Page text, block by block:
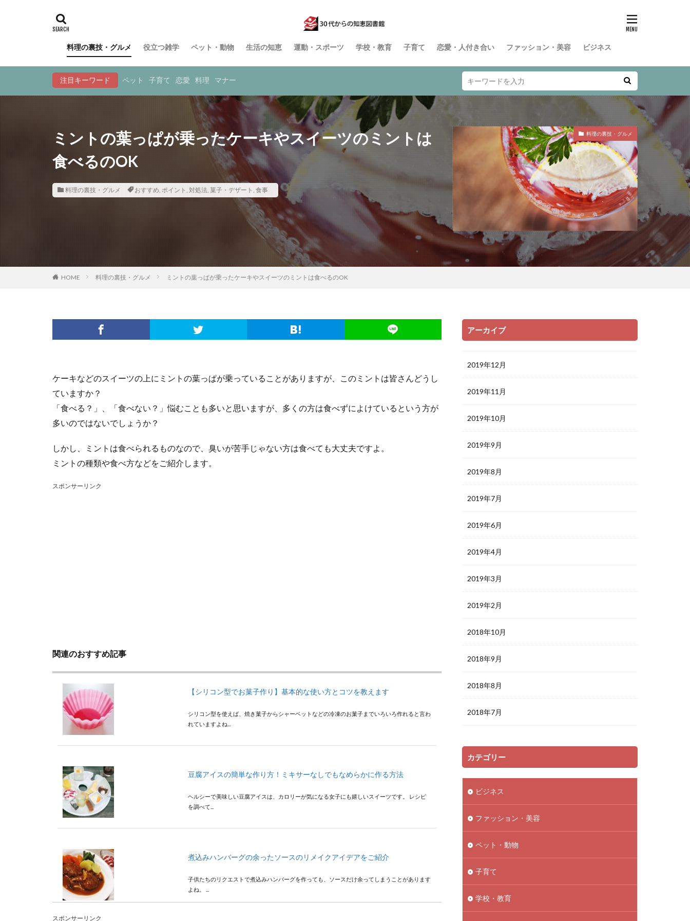
料理の裏技・グルメ 役立つ雑学 ペット・動物 生活の知恵 運動・スポーツ 学校・教育 子育て 恋愛・人付き合い ファッション・美容 ビジネス
注目キーワード ペット 子育て 恋愛 料理 マナー
ミントの葉っぱが乗ったケーキやスイーツのミントは
食べるのOK
料理の裏技・グルメ おすすめ, ポイント , 対処法, 菓子・デザート , 食事
料理の裏技・グルメ
HOME 料理の裏技・グルメ ミントの葉っぱが乗ったケーキやスイーツのミントは食べるのOK
ケーキなどのスイーツの上にミントの葉っぱが乗っていることがありますが、このミントは皆さんどうし
ていますか？
「食べる？」、「食べない？」悩むことも多いと思いますが、多くの方は食べずによけているという方が
多いのではないでしょうか？
しかし、ミントは食べられるものなので、臭いが苦手じゃない方は食べても大丈夫ですよ。
ミントの種類や食べ方などをご紹介します。
スポンサーリンク
関連のおすすめ記事
【シリコン型でお菓子作り】基本的な使い方とコツを教えます
シリコン型を使えば、焼き菓子からシャーベットなどの冷凍のお菓子までいろいろ作れると言わ
れていますよね...
豆腐アイスの簡単な作り方！ミキサーなしでもなめらかに作る方法
ヘルシーで美味しい豆腐アイスは、カロリーが気になる女子にも嬉しいスイーツです。 レシピ
を調べて...
煮込みハンバーグの余ったソースのリメイクアイデアをご紹介
子供たちのリクエストで煮込みハンバーグを作っても、ソースだけ余ってしまうことがあります
よね。 ...
スポンサーリンク
アーカイブ
2019年12月
2019年11月
2019年10月
2019年9月
2019年8月
2019年7月
2019年6月
2019年4月
2019年3月
2019年2月
2018年10月
2018年9月
2018年8月
2018年7月
カテゴリー
ビジネス
ファッション・美容
ペット・動物
子育て
学校・教育